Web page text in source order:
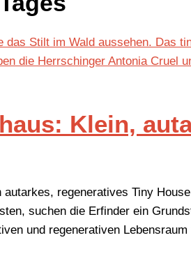
Klein,
regeneratives Tiny
suchen die Erfinder ein
und regenerativen Lebensraum